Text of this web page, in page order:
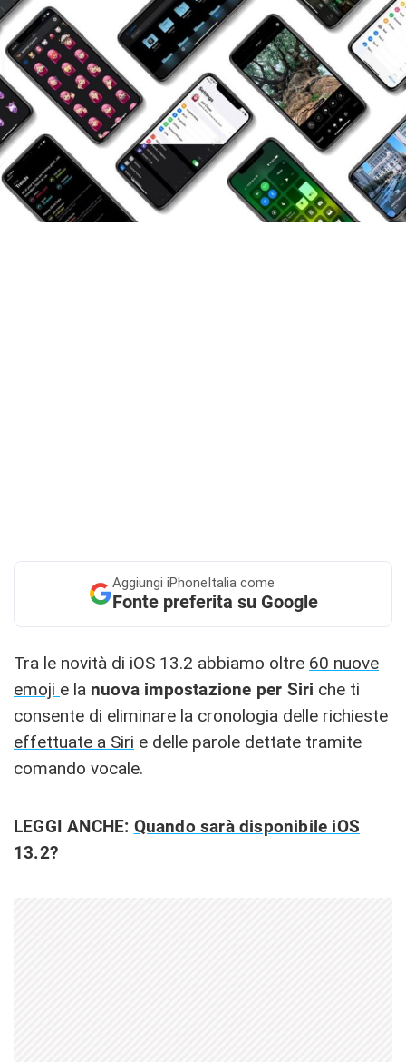
Aggiungi iPhoneItalia come
Fonte preferita su Google
Tra le novità di iOS 13.2 abbiamo oltre 60 nuove
emoji e la nuova impostazione per Siri che ti
consente di eliminare la cronologia delle richieste
effettuate a Siri e delle parole dettate tramite
comando vocale.
LEGGI ANCHE: Quando sarà disponibile iOS
13.2?